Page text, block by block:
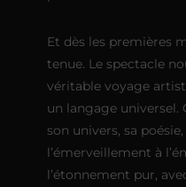
Et dès les premières
tenue. Le spectacle
véritable voyage
un langage universel.
son univers, sa
l’émerveillement à
l’étonnement pur,